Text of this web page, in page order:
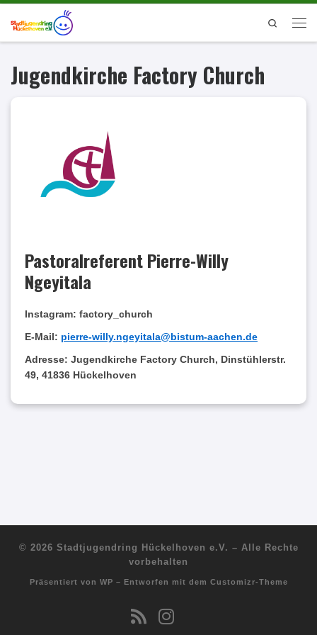
Zum Inhalt springen
Search
Jugendkirche Factory Church
Pastoralreferent Pierre-Willy
Ngeyitala
Instagram: factory_church
E-Mail: pierre-willy.ngeyitala@bistum-aachen.de
Adresse: Jugendkirche Factory Church, Dinstühlerstr.
49, 41836 Hückelhoven
© 2026 Stadtjugendring Hückelhoven e.V. – Alle Rechte
vorbehalten
Präsentiert von WP – Entworfen mit dem Customizr-Theme